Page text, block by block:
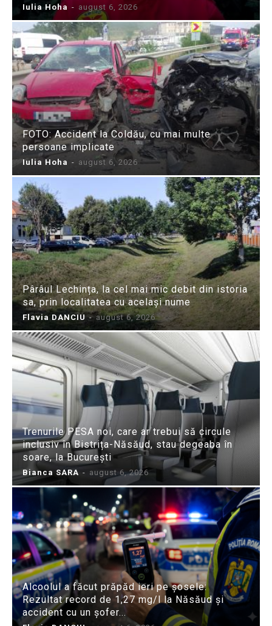
Iulia Hoha - august 6, 2026
FOTO: Accident la Coldău, cu mai multe
persoane implicate
Iulia Hoha - august 6, 2026
Pârâul Lechința, la cel mai mic debit din istoria
sa, prin localitatea cu același nume
Flavia DANCIU - august 6, 2026
Trenurile PESA noi, care ar trebui să circule
inclusiv în Bistrița-Năsăud, stau degeaba în
soare, la București
Bianca SARA - august 6, 2026
Alcoolul a făcut prăpăd ieri pe șosele:
Rezultat record de 1,27 mg/l la Năsăud și
accident cu un șofer...